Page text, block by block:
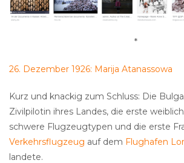
*
26. Dezember 1926: Marija Atanassowa
Kurz und knackig zum Schluss: Die
Zivilpilotin ihres Landes, die erste
schwere Flugzeugtypen und die erste
Verkehrsflugzeug auf dem Flughafen
landete.